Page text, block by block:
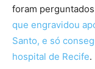
foram
que engravidou
Santo, e só
hospital de Recife.